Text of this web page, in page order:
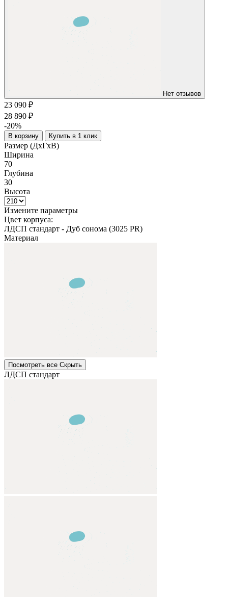
Нет отзывов
23 090 ₽
28 890 ₽
-20%
В корзину Купить в 1 клик
Размер (ДхГхВ)
Ширина
70
Глубина
30
Высота
Измените параметры
Цвет корпуса:
ЛДСП стандарт - Дуб сонома (3025 PR)
Материал
Посмотреть все Cкрыть
ЛДСП стандарт